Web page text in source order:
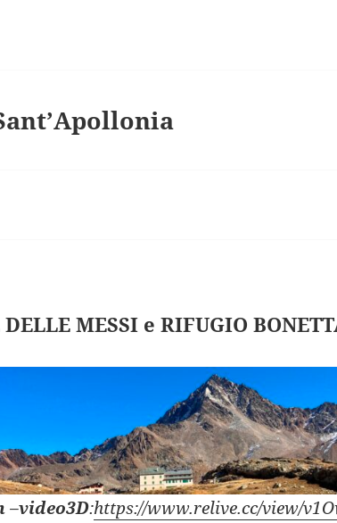
MESSI e RIFUGIO
–video3D:https://www.relive.cc/view/